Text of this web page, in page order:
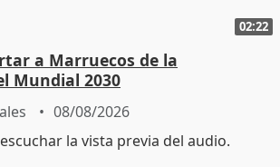
02:22
a Marruecos de la
Mundial 2030
08/08/2026